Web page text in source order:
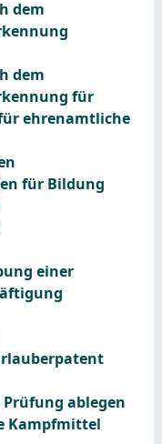
dem
dem
für
ehrenamtliche
für Bildung
einer
ablegen
Kampfmittel